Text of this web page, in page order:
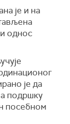
је и на
однос
је да
подршку
посебном